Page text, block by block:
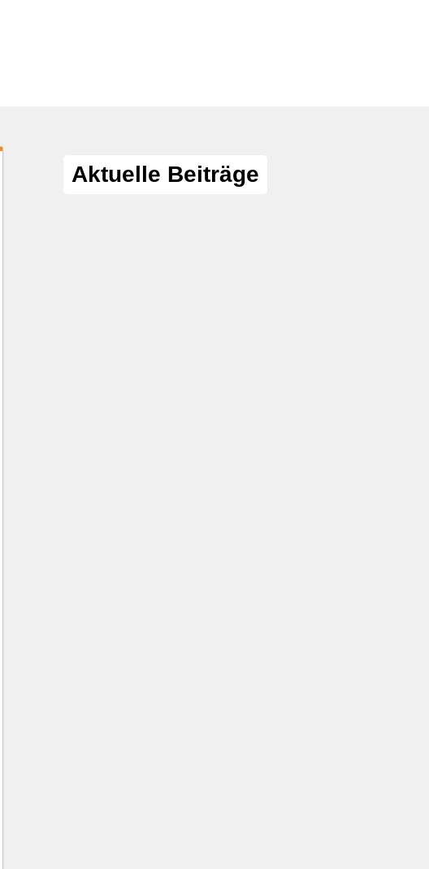
Aktuelle Beiträge